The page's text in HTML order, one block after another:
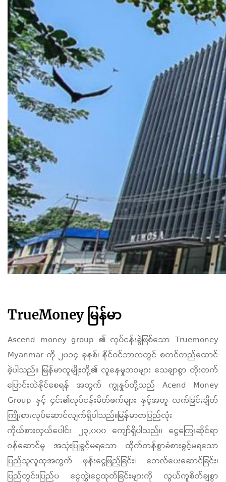
TrueMoney မြန်မာ
Ascend money group ၏ လုပ်ငန်းခွဲဖြစ်သော Truemoney
Myanmar ကို ၂၀၁၄ ခုနှစ်၊ နိုင်ဝင်ဘာလတွင် စတင်တည်ထောင်
ခဲ့ပါသည်။ မြန်မာလူမျိုးတို့၏ လူနေမှုဘဝများ သေချာစွာ တိုးတက်
ပြောင်းလဲနိုင်စေရန် အတွက် ကျွနှုပ်တို့သည် Acend Money
Group နှင့် ၄င်း၏လုပ်ငန်းမိတ်ဖက်များ နှင့်အတူ လက်ခြင်းချိတ်
ကြိုးစားလုပ်ဆောင်လျက်ရှိပါသည်။မြန်မာတပြည်လုံး
ကိုယ်စားလှယ်ပေါင်း ၂၃,၀၀၀ ကျော်ရှိပါသည်။ ငွေကြေးဆိုင်ရာ
ဝန်ဆောင်မှု အသုံးပြုခွင့်မရသော ထိုက်တန်စွာခံစားခွင့်မရသော
ပြည်သူလူထုအတွက် ဖုန်းငွေဖြည့်ခြင်း၊ ဘေလ်ပေးဆောင်ခြင်း၊
ပြည်တွင်း၊ပြည်ပ ငွေလွှဲ၊ငွေထုတ်ခြင်းများကို လွယ်ကူစိတ်ချစွာ